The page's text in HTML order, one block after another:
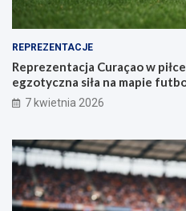
REPREZENTACJE
Reprezentacja Curaçao w
egzotyczna siła na mapie
7 kwietnia 2026